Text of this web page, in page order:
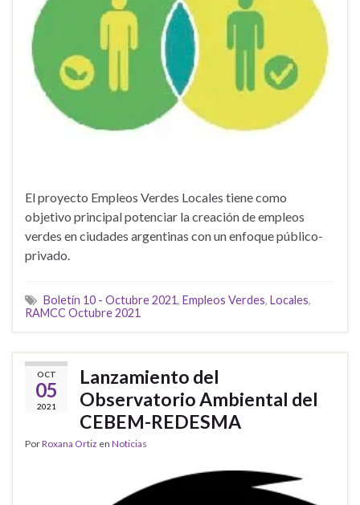
El proyecto Empleos Verdes Locales tiene como
objetivo principal potenciar la creación de empleos
verdes en ciudades argentinas con un enfoque público-
privado.
Boletín 10 - Octubre 2021, Empleos Verdes, Locales,
RAMCC Octubre 2021
OCT
05
2021
Lanzamiento del
Observatorio Ambiental del
CEBEM-REDESMA
PorRoxana Ortiz en Noticias